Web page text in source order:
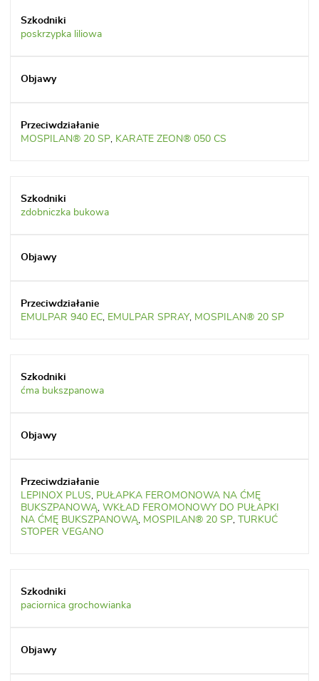
poskrzypka liliowa
MOSPILAN® 20 SP, KARATE ZEON® 050 CS
zdobniczka bukowa
EMULPAR 940 EC, EMULPAR SPRAY, MOSPILAN® 20 SP
ćma bukszpanowa
LEPINOX PLUS, PUŁAPKA FEROMONOWA NA ĆMĘ
BUKSZPANOWĄ, WKŁAD FEROMONOWY DO PUŁAPKI
NA ĆMĘ BUKSZPANOWĄ, MOSPILAN® 20 SP,
TURKUĆ
STOPER VEGANO
paciornica grochowianka